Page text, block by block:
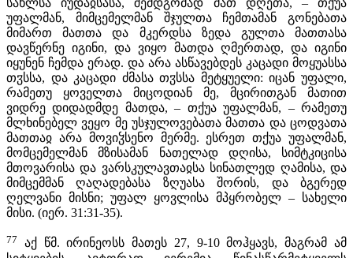
სახლსა იუდაჲსასა, შემდგომად მათ დღეთა, – თქუა
უფალმან, მიმცემელმან შჯულთა ჩემთამან გონებათა
მიმართ მათთა და მკერდსა ზედა გულთა მათთასა
დავწერნე იგინი, და ვიყო მათდა ღმერთად, და იგინი
იყუნენ ჩემდა ერად. და არა ასწავებდეს კაცადი მოყუასსა
თჳსსა, და კაცადი ძმასა თჳსსა მეტყუელი: იცან უფალი,
რამეთუ ყოველთა მიცოდიან მე, მცირითგან მათით
ვიდრე დიდადმდე მათდა, – თქუა უფალმან, – რამეთუ
მლხინებელ ვეყო მე უსჯულოვებათა მათთა და ცოდვათა
მათთაჲ არა მოვიჴსენო მერმე. ესრეთ თქუა უფალმან,
მომცემელმან მზისამან ნათელად დღისა, სიმტკიცისა
მთოვარისა და ვარსკულავთაჲსა სინათლედ ღამისა, და
მიმცემმან ღაღადებასა ზღუასა შორის, და ბგერედ
ღელვანი მისნი; უფალ ყოვლისა მპყრობელ – სახელი
მისი. (იერ. 31:31-35).
77
აქ წმ. ირინეოსს მათეს 27, 9-10 მოჰყავს, მაგრამ ამ